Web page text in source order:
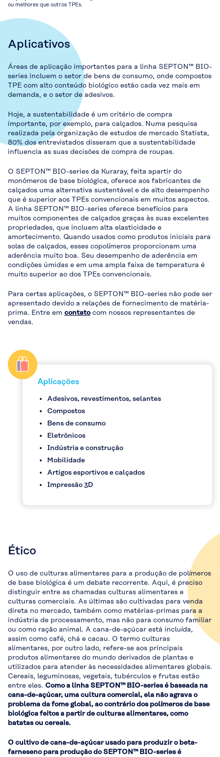
ou melhores que outros TPEs.
Aplicativos
Áreas de aplicação importantes para a linha SEPTON™ BIO-
series incluem o setor de bens de consumo, onde compostos
TPE com alto conteúdo biológico estão cada vez mais em
demanda, e o setor de adesivos.
Hoje, a sustentabilidade é um critério de compra
importante, por exemplo, para calçados. Numa pesquisa
realizada pela organização de estudos de mercado Statista,
80% dos entrevistados disseram que a sustentabilidade
influencia as suas decisões de compra de roupas.
O SEPTON™ BIO-series da Kuraray, feita apartir do
monômeros de base biológica, oferece aos fabricantes de
calçados uma alternativa sustentável e de alto desempenho
que é superior aos TPEs convencionais em muitos aspectos.
A linha SEPTON™ BIO-series oferece benefícios para
muitos componentes de calçados graças às suas excelentes
propriedades, que incluem alta elasticidade e
amortecimento. Quando usados como produtos iniciais para
solas de calçados, esses copolímeros proporcionam uma
aderência muito boa. Seu desempenho de aderência em
condições úmidas e em uma ampla faixa de temperatura é
muito superior ao dos TPEs convencionais.
Para certas aplicações, o SEPTON™ BIO-series não pode ser
apresentado devido a relações de fornecimento de matéria-
prima. Entre em contatocom nossos representantes de
vendas.
Aplicações
Adesivos, revestimentos, selantes
Compostos
Bens de consumo
Eletrônicos
Indústria e construção
Mobilidade
Artigos esportivos e calçados
Impressão 3D
Ético
O uso de culturas alimentares para a produção de polímeros
de base biológica é um debate recorrente. Aqui, é preciso
distinguir entre as chamadas culturas alimentares e
culturas comerciais. As últimas são cultivadas para venda
direta no mercado, também como matérias-primas para a
indústria de processamento, mas não para consumo familiar
ou como ração animal. A cana-de-açúcar está incluída,
assim como café, chá e cacau. O termo culturas
alimentares, por outro lado, refere-se aos principais
produtos alimentares do mundo derivados de plantas e
utilizados para atender às necessidades alimentares globais.
Cereais, leguminosas, vegetais, tubérculos e frutas estão
entre eles. Como a linha SEPTON™ BIO-series é baseada na
cana-de-açúcar, uma cultura comercial, ela não agrava o
problema da fome global, ao contrário dos polímeros de base
biológica feitos a partir de culturas alimentares, como
batatas ou cereais.
O cultivo de cana-de-açúcar usado para produzir o beta-
farneseno para produção do SEPTON™ BIO-series é